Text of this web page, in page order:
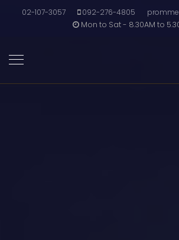
02-107-3057 092-276-4805
Mon to Sat - 8.30AM to